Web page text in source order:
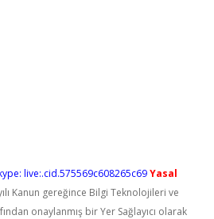
live:.cid.575569c608265c69Yasal
Kanun gereğince Bilgi Teknolojileri ve
onaylanmış bir Yer Sağlayıcı olarak